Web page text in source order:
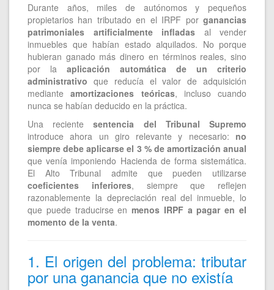
Durante años, miles de autónomos y pequeños
propietarios han tributado en el IRPF por ganancias
patrimoniales artificialmente infladas al vender
inmuebles que habían estado alquilados. No porque
hubieran ganado más dinero en términos reales, sino
por la aplicación automática de un criterio
administrativo que reducía el valor de adquisición
medianteamortizaciones teóricas, incluso cuando
nunca se habían deducido en la práctica.
Una recientesentencia del Tribunal Supremo
introduce ahora un giro relevante y necesario: no
siempre debe aplicarse el 3 % de amortización anual
que venía imponiendo Hacienda de forma sistemática.
El Alto Tribunal admite que pueden utilizarse
coeficientes inferiores, siempre que reflejen
razonablemente la depreciación real del inmueble, lo
que puede traducirse en menos IRPF a pagar en el
momento de la venta.
1. El origen del problema: tributar
por una ganancia que no existía